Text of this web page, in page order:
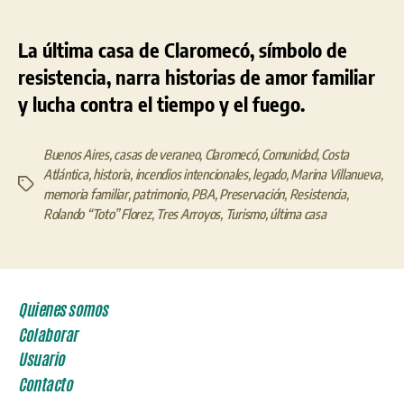
La última casa de Claromecó, símbolo de
resistencia, narra historias de amor familiar
y lucha contra el tiempo y el fuego.
Etiquetas
Buenos Aires, casas de veraneo, Claromecó, Comunidad,Costa
Atlántica, historia, incendios intencionales, legado, Marina Villanueva,
memoria familiar, patrimonio, PBA, Preservación, Resistencia,
Rolando “Toto” Florez, Tres Arroyos, Turismo, última casa
Quienes somos
Colaborar
Usuario
Contacto